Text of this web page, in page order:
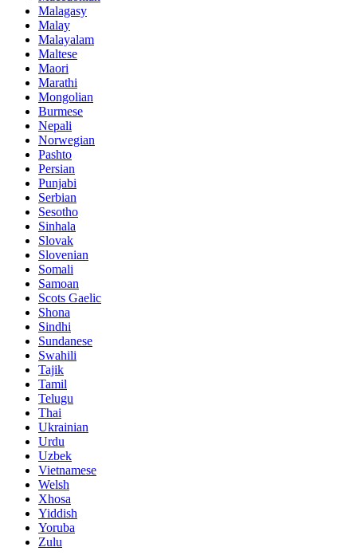
Malagasy
Malay
Malayalam
Maltese
Maori
Marathi
Mongolian
Burmese
Nepali
Norwegian
Pashto
Persian
Punjabi
Serbian
Sesotho
Sinhala
Slovak
Slovenian
Somali
Samoan
Scots Gaelic
Shona
Sindhi
Sundanese
Swahili
Tajik
Tamil
Telugu
Thai
Ukrainian
Urdu
Uzbek
Vietnamese
Welsh
Xhosa
Yiddish
Yoruba
Zulu